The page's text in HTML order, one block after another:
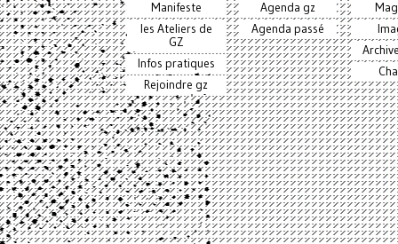
Manifeste
les Ateliers de
GZ
Infos pratiques
Rejoindre gz
Agenda gz
Agenda passé